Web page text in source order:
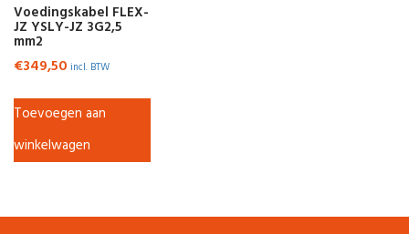
Voedingskabel FLEX-
JZ YSLY-JZ 3G2,5
mm2
€349,50 incl. BTW
Toevoegen aan
winkelwagen